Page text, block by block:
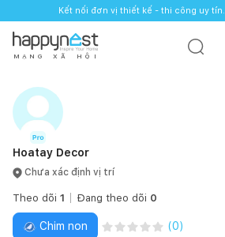
Kết nối đơn vị thiết kế - thi công uy tín.
M Ạ N G X Ã H Ộ I
Hoatay Decor
Chưa xác định vị trí
Theo dõi 1 Đang theo dõi 0
Chim non (0)